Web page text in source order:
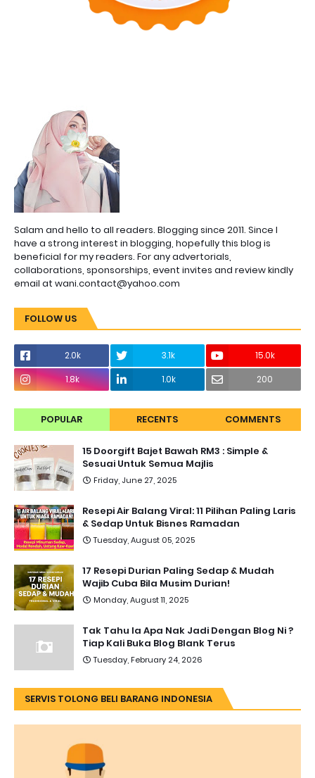
Salam and hello to all readers. Blogging since 2011. Since I
have a strong interest in blogging, hopefully this blog is
beneficial for my readers. For any advertorials,
collaborations, sponsorships, event invites and review kindly
email at wani.contact@yahoo.com
FOLLOW US
2.0k 3.1k
15.0k
1.8k
1.0k 200
POPULAR RECENTS COMMENTS
15 Doorgift Bajet Bawah RM3 : Simple &
Sesuai Untuk Semua Majlis
Friday, June 27, 2025
Resepi Air Balang Viral: 11 Pilihan Paling Laris
& Sedap Untuk Bisnes Ramadan
Tuesday, August 05, 2025
17 Resepi Durian Paling Sedap & Mudah
Wajib Cuba Bila Musim Durian!
Monday, August 11, 2025
Tak Tahu la Apa Nak Jadi Dengan Blog Ni ?
Tiap Kali Buka Blog Blank Terus
Tuesday, February 24, 2026
SERVIS TOLONG BELI BARANG INDONESIA